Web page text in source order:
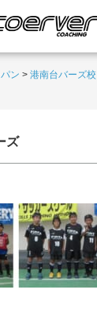
ン >港南台バーズ校
ズ